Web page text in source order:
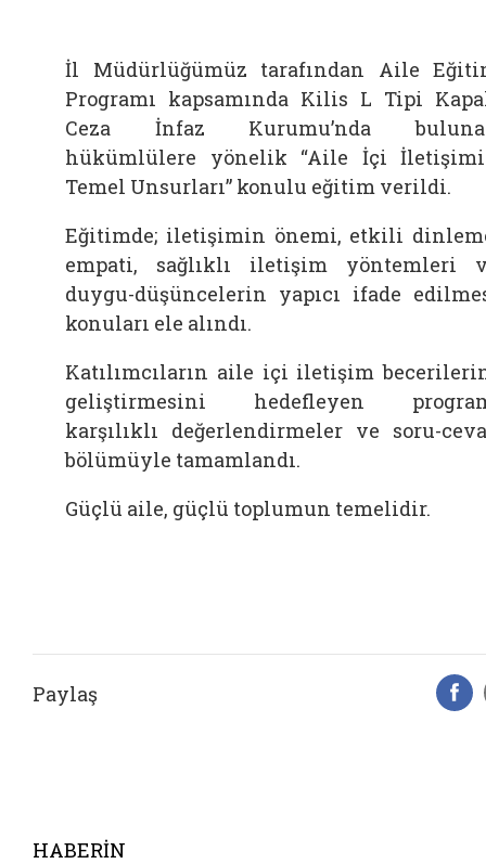
İl Müdürlüğümüz tarafından Aile
Programı kapsamında Kilis L Tipi
Ceza İnfaz Kurumu’nda
hükümlülere yönelik “Aile İçi
Temel Unsurları” konulu eğitim verildi.
Eğitimde; iletişimin önemi, etkili
empati, sağlıklı iletişim yöntemleri
duygu-düşüncelerin yapıcı ifade
konuları ele alındı.
Katılımcıların aile içi iletişim
geliştirmesini hedefleyen
karşılıklı değerlendirmeler ve soru-
bölümüyle tamamlandı.
Güçlü aile, güçlü toplumun temelidir.
Paylaş
HABERİN